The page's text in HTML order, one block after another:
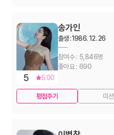
5 5.00
송가인
출생 :1986. 12. 26
5,846
690
평점주기 미션